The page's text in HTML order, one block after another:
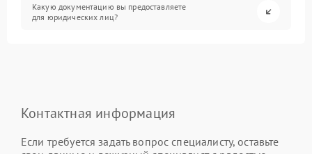
Какую документацию вы предоставляете
для юридических лиц?
Контактная информация
Если требуется задать вопрос специалисту, оставьте